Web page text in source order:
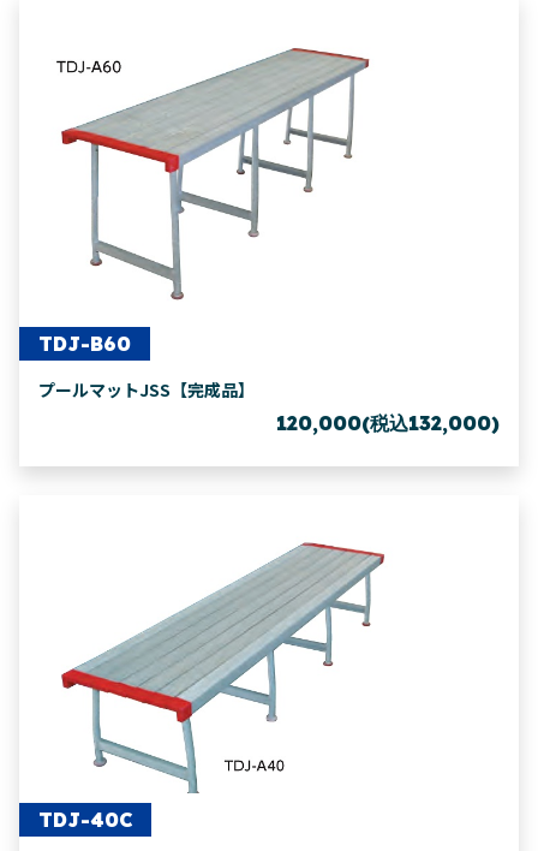
TDJ-B60
プールマットJSS【完成品】
120,000(税込132,000)
TDJ-40C